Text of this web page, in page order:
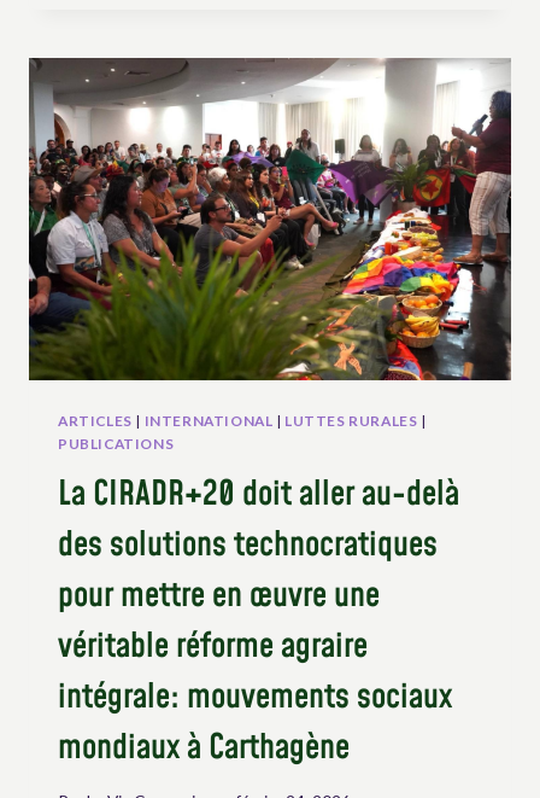
CIRADR+20
DU
POINT
VUE
DES
MOUVEMENTS
RURAUX
ET
AUTOCHTONES
ARTICLES | INTERNATIONAL | LUTTES RURALES |
PUBLICATIONS
La CIRADR+20 doit aller au-delà
des solutions technocratiques
pour mettre en œuvre une
véritable réforme agraire
intégrale: mouvements sociaux
mondiaux à Carthagène